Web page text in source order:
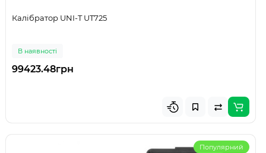
Калібратор UNI-T UT725
В наявності
99423.48грн
Популярний